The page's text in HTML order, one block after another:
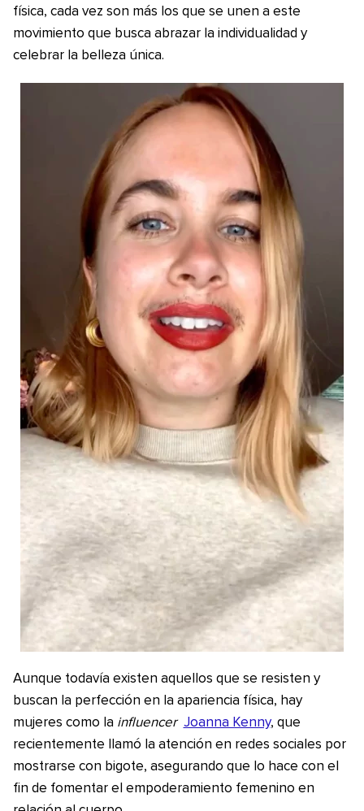
física, cada vez son más los que se unen a este
movimiento que busca abrazar la individualidad y
celebrar la belleza única.
Aunque todavía existen aquellos que se resisten y
buscan la perfección en la apariencia física, hay
mujeres como la influencer Joanna Kenny, que
recientemente llamó la atención en redes sociales por
mostrarse con bigote, asegurando que lo hace con el
fin de fomentar el empoderamiento femenino en